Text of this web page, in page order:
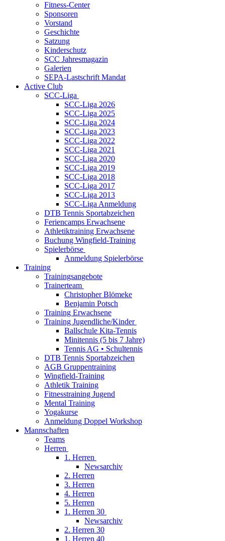
Fitness-Center
Sponsoren
Vorstand
Geschichte
Satzung
Kinderschutz
SCC Jahresmagazin
Galerien
SEPA-Lastschrift Mandat
Active Club
SCC-Liga
SCC-Liga 2026
SCC-Liga 2025
SCC-Liga 2024
SCC-Liga 2023
SCC-Liga 2022
SCC-Liga 2021
SCC-Liga 2020
SCC-Liga 2019
SCC-Liga 2018
SCC-Liga 2017
SCC-Liga 2013
SCC-Liga Anmeldung
DTB Tennis Sportabzeichen
Feriencamps Erwachsene
Athletiktraining Erwachsene
Buchung Wingfield-Training
Spielerbörse
Anmeldung Spielerbörse
Training
Trainingsangebote
Trainerteam
Christopher Blömeke
Benjamin Potsch
Training Erwachsene
Training Jugendliche/Kinder
Ballschule Kita-Tennis
Minitennis (5 bis 7 Jahre)
Tennis AG • Schultennis
DTB Tennis Sportabzeichen
AGB Gruppentraining
Wingfield-Training
Athletik Training
Fitnesstraining Jugend
Mental Training
Yogakurse
Anmeldung Doppel Workshop
Mannschaften
Teams
Herren
1. Herren
Newsarchiv
2. Herren
3. Herren
4. Herren
5. Herren
1. Herren 30
Newsarchiv
2. Herren 30
1. Herren 40